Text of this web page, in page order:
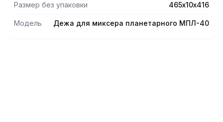
Размер без упаковки 465х10х416
Модель Дежа для миксера планетарного МПЛ-40